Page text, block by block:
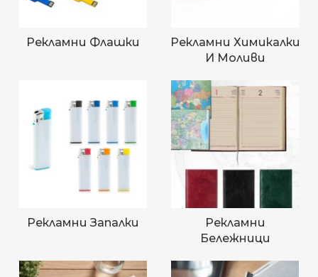
Рекламни Флашки
Рекламни Химикалки
И Моливи
Рекламни Запалки
Рекламни
Бележници